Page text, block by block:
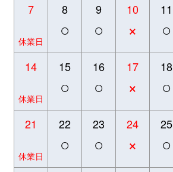
7
休業日
8
○
9
○
10
×
11
○
14
休業日
15
○
16
○
17
×
18
○
21
休業日
22
○
23
○
24
×
25
○